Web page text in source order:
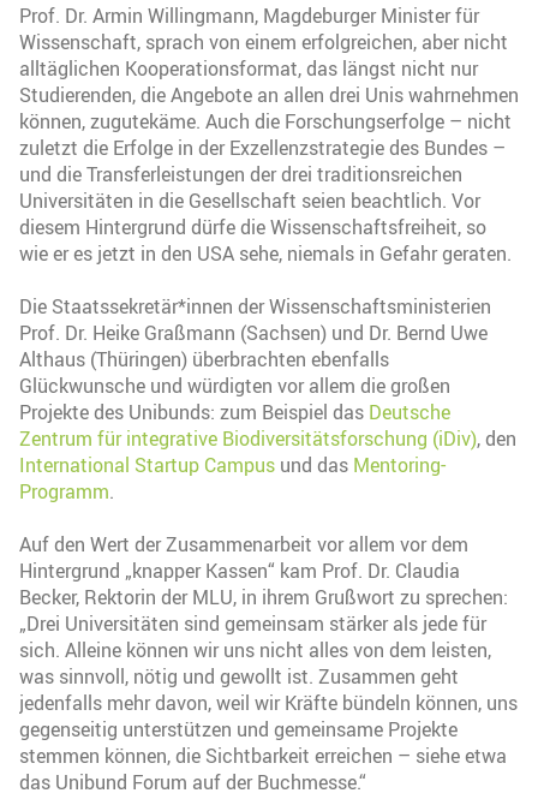
Prof. Dr. Armin Willingmann, Magdeburger Minister für
Wissenschaft, sprach von einem erfolgreichen, aber nicht
alltäglichen Kooperationsformat, das längst nicht nur
Studierenden, die Angebote an allen drei Unis wahrnehmen
können, zugutekäme. Auch die Forschungserfolge – nicht
zuletzt die Erfolge in der Exzellenzstrategie des Bundes –
und die Transferleistungen der drei traditionsreichen
Universitäten in die Gesellschaft seien beachtlich. Vor
diesem Hintergrund dürfe die Wissenschaftsfreiheit, so
wie er es jetzt in den USA sehe, niemals in Gefahr geraten.
Die Staatssekretär*innen der Wissenschaftsministerien
Prof. Dr. Heike Graßmann (Sachsen) und Dr. Bernd Uwe
Althaus (Thüringen) überbrachten ebenfalls
Glückwunsche und würdigten vor allem die großen
Projekte des Unibunds: zum Beispiel das Deutsche
Zentrum für integrative Biodiversitätsforschung (iDiv), den
International Startup Campus und das Mentoring-
Programm.
Auf den Wert der Zusammenarbeit vor allem vor dem
Hintergrund „knapper Kassen“ kam Prof. Dr. Claudia
Becker, Rektorin der MLU, in ihrem Grußwort zu sprechen:
„Drei Universitäten sind gemeinsam stärker als jede für
sich. Alleine können wir uns nicht alles von dem leisten,
was sinnvoll, nötig und gewollt ist. Zusammen geht
jedenfalls mehr davon, weil wir Kräfte bündeln können, uns
gegenseitig unterstützen und gemeinsame Projekte
stemmen können, die Sichtbarkeit erreichen – siehe etwa
das Unibund Forum auf der Buchmesse.“